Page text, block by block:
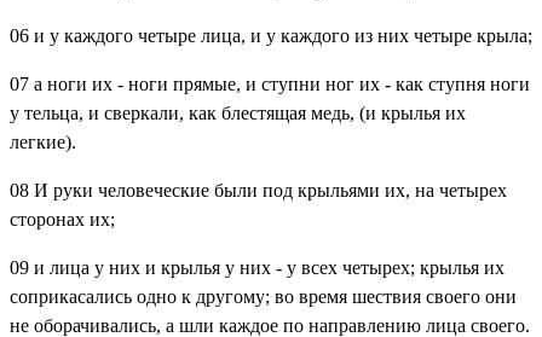
06 и у каждого четыре лица, и у каждого из них четыре крыла;
07 а ноги их - ноги прямые, и ступни ног их - как ступня ноги
у тельца, и сверкали, как блестящая медь, (и крылья их
легкие).
08 И руки человеческие были под крыльями их, на четырех
сторонах их;
09 и лица у них и крылья у них - у всех четырех; крылья их
соприкасались одно к другому; во время шествия своего они
не оборачивались, а шли каждое по направлению лица своего.